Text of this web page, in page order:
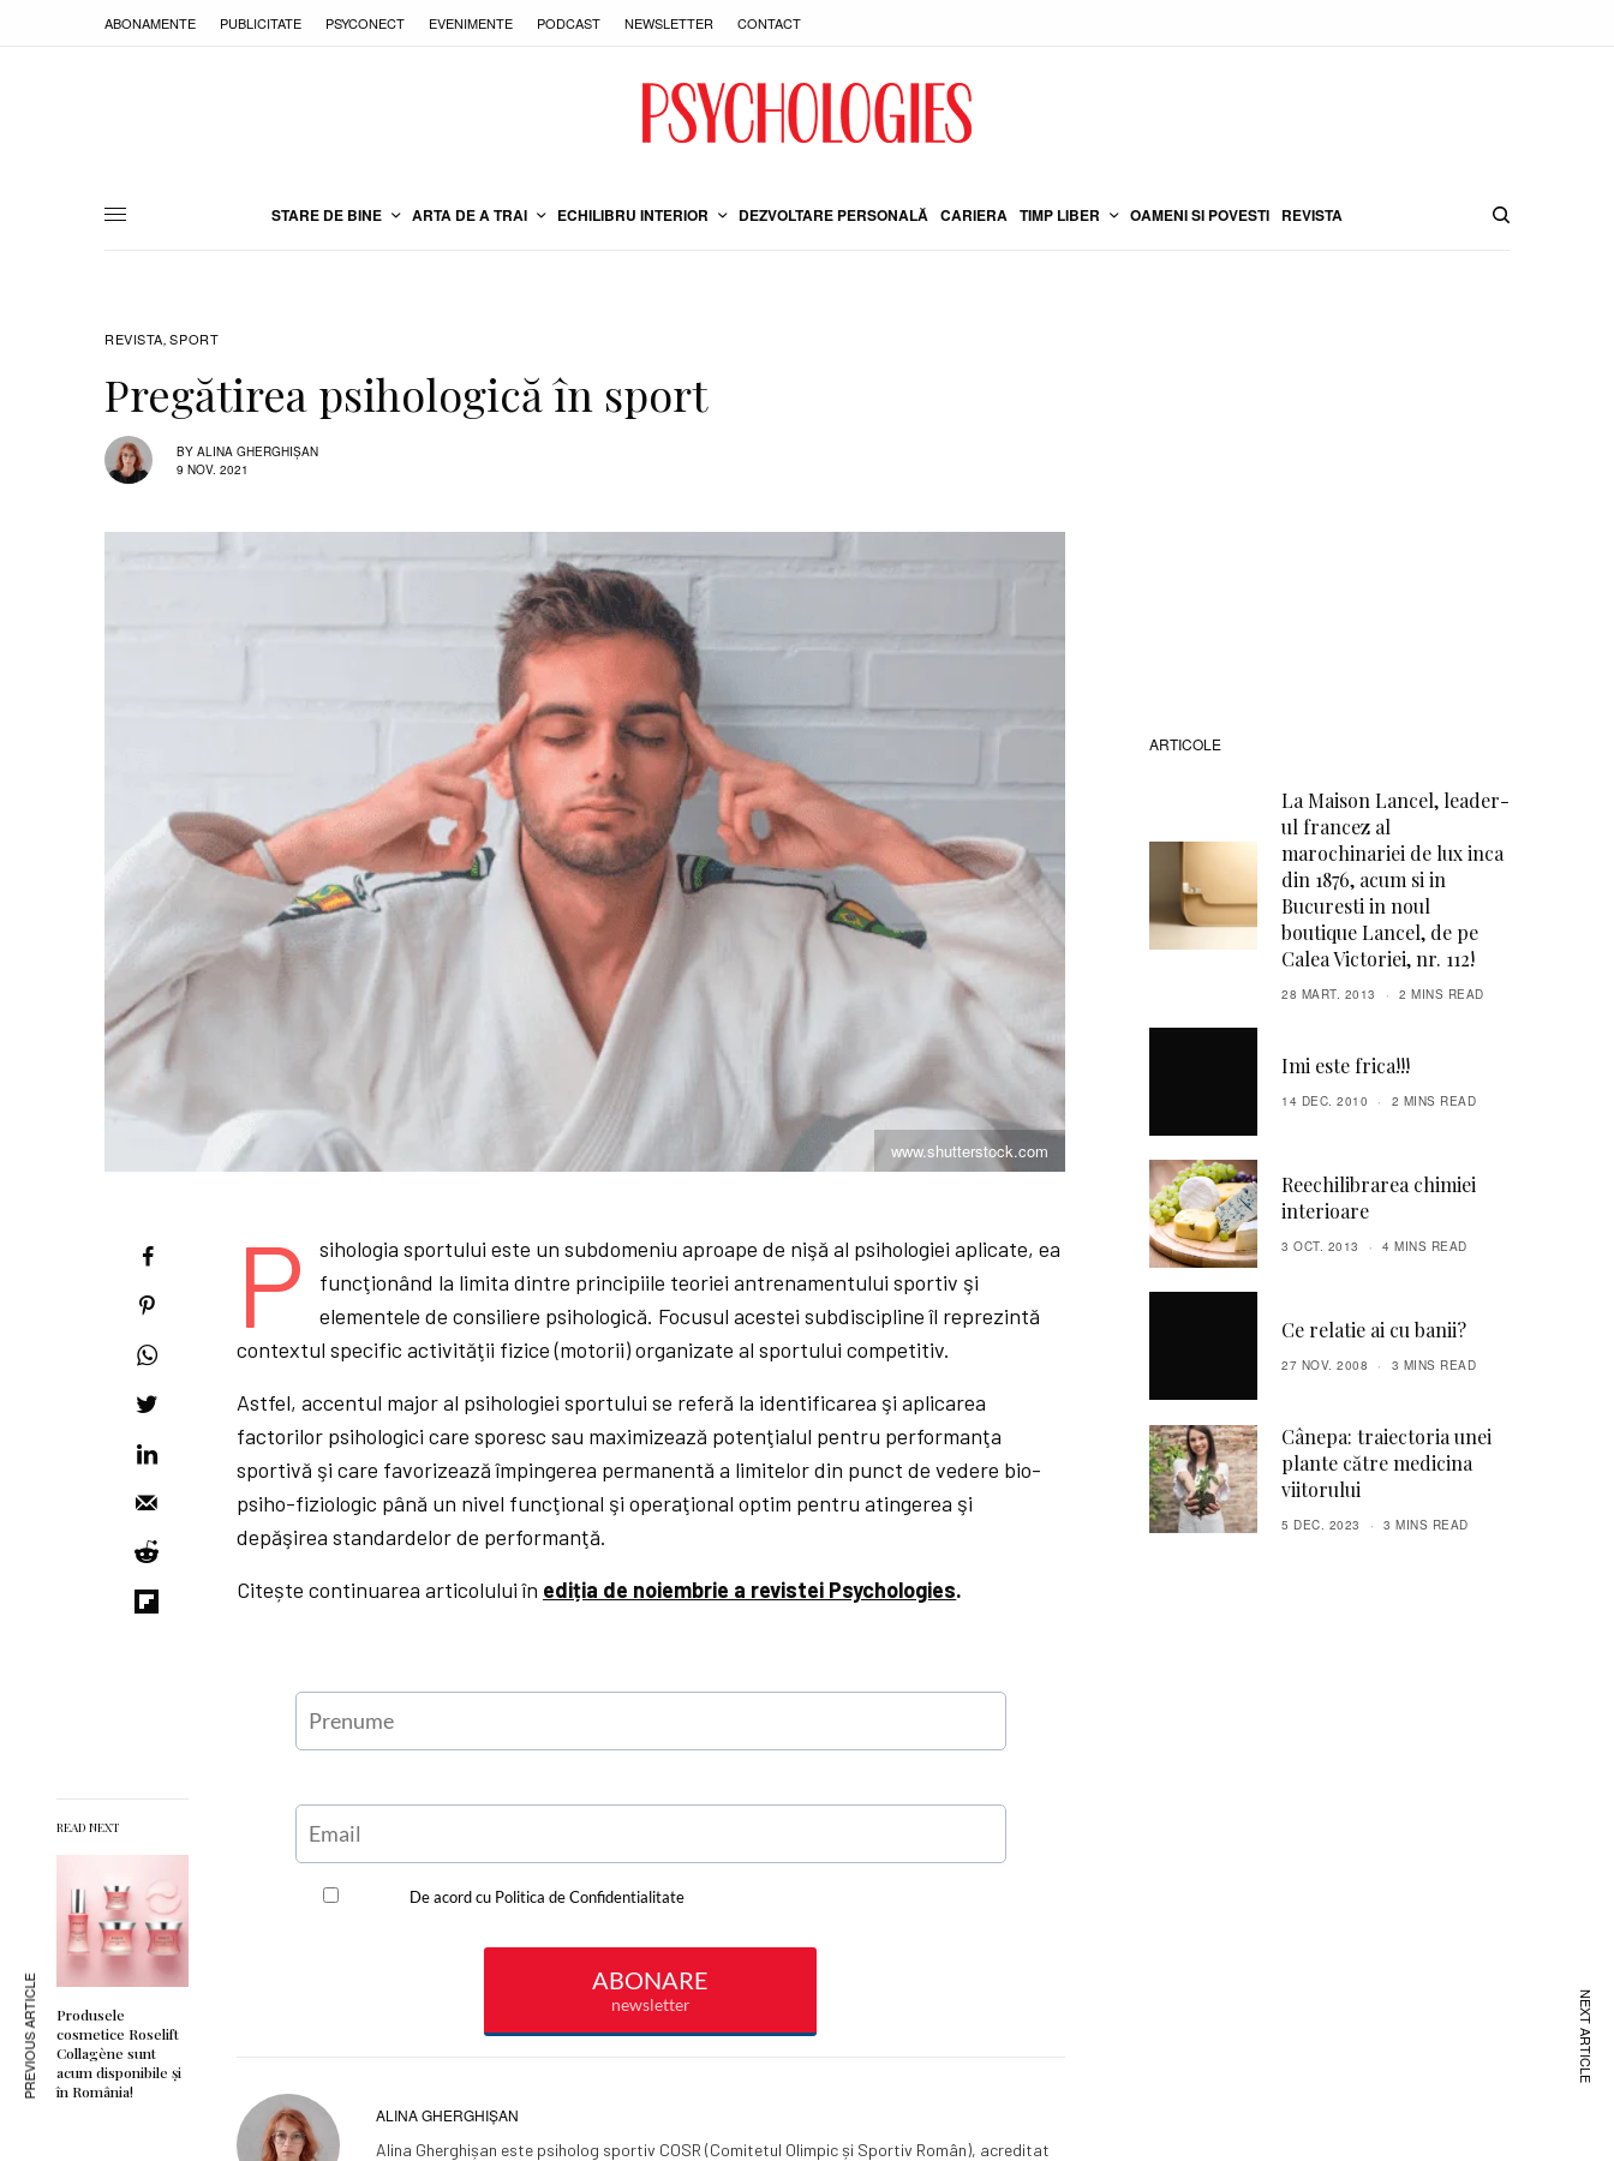
ABONAMENTE PUBLICITATE PSYCONECT EVENIMENTE PODCAST NEWSLETTER CONTACT
STARE DE BINE ARTA DE A TRAI ECHILIBRU INTERIOR DEZVOLTARE PERSONALĂ CARIERA TIMP LIBER OAMENI SI POVESTI REVISTA
REVISTA, SPORT
Pregătirea psihologică în sport
BY ALINA GHERGHIȘAN
9 NOV. 2021
www.shutterstock.com
READ NEXT
Produsele
cosmetice Roselift
Collagène sunt
acum disponibile și
în România!
P
sihologia sportului este un subdomeniu aproape de nişă al psihologiei aplicate, ea
funcţionând la limita dintre principiile teoriei antrenamentului sportiv şi
elementele de consiliere psihologică. Focusul acestei subdiscipline îl reprezintă
contextul specific activităţii fizice (motorii) organizate al sportului competitiv.
Astfel, accentul major al psihologiei sportului se referă la identificarea şi aplicarea
factorilor psihologici care sporesc sau maximizează potenţialul pentru performanţa
sportivă şi care favorizează împingerea permanentă a limitelor din punct de vedere bio-
psiho-fiziologic până un nivel funcţional şi operaţional optim pentru atingerea şi
depăşirea standardelor de performanţă.
Citește continuarea articolului în ediția de noiembrie a revistei Psychologies.
ALINA GHERGHIȘAN
Alina Gherghișan este psiholog sportiv COSR (Comitetul Olimpic și Sportiv Român), acreditat
ARTICOLE
La Maison Lancel, leader-
ul francez al
marochinariei de lux inca
din 1876, acum si in
Bucuresti in noul
boutique Lancel, de pe
Calea Victoriei, nr. 112!
28 MART. 2013 2 MINS READ
Imi este frica!!!
14 DEC. 2010 2 MINS READ
Reechilibrarea chimiei
interioare
3 OCT. 2013 4 MINS READ
Ce relatie ai cu banii?
27 NOV. 2008 3 MINS READ
Cânepa: traiectoria unei
plante către medicina
viitorului
5 DEC. 2023 3 MINS READ
PREVIOUS ARTICLE NEXT ARTICLE